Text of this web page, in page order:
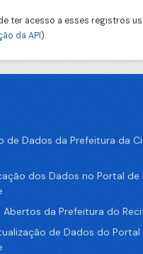
ter acesso a esses registros
da API).
de Dados da Prefeitura da
dos Dados no Portal de
da Prefeitura do
de Dados do Portal